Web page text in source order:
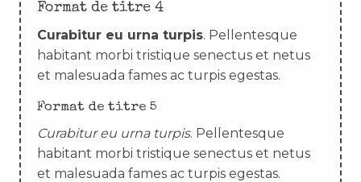
Format de titre 4
Curabitur eu urna turpis. Pellentesque
habitant morbi tristique senectus et netus
et malesuada fames ac turpis egestas.
Format de titre 5
Curabitur eu urna turpis. Pellentesque
habitant morbi tristique senectus et netus
et malesuada fames ac turpis egestas.